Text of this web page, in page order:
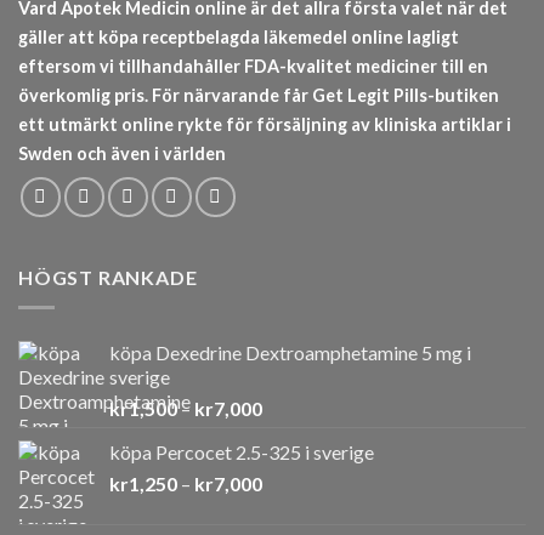
Vard Apotek Medicin online är det allra första valet när det
gäller att köpa receptbelagda läkemedel online lagligt
eftersom vi tillhandahåller FDA-kvalitet mediciner till en
överkomlig pris. För närvarande får Get Legit Pills-butiken
ett utmärkt online rykte för försäljning av kliniska artiklar i
Swden och även i världen
HÖGST RANKADE
köpa Dexedrine Dextroamphetamine 5 mg i
sverige
kr1,500– kr7,000Prisintervall:
till
kr7,000
köpa Percocet 2.5-325 i sverige
kr1,250 – kr7,000Prisintervall: